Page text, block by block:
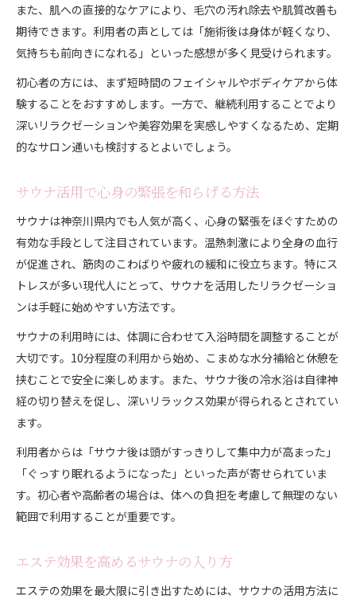
また、肌への直接的なケアにより、毛穴の汚れ除去や肌質改善も
期待できます。利用者の声としては「施術後は身体が軽くなり、
気持ちも前向きになれる」といった感想が多く見受けられます。
初心者の方には、まず短時間のフェイシャルやボディケアから体
験することをおすすめします。一方で、継続利用することでより
深いリラクゼーションや美容効果を実感しやすくなるため、定期
的なサロン通いも検討するとよいでしょう。
サウナ活用で心身の緊張を和らげる方法
サウナは神奈川県内でも人気が高く、心身の緊張をほぐすための
有効な手段として注目されています。温熱刺激により全身の血行
が促進され、筋肉のこわばりや疲れの緩和に役立ちます。特にス
トレスが多い現代人にとって、サウナを活用したリラクゼーショ
ンは手軽に始めやすい方法です。
サウナの利用時には、体調に合わせて入浴時間を調整することが
大切です。10分程度の利用から始め、こまめな水分補給と休憩を
挟むことで安全に楽しめます。また、サウナ後の冷水浴は自律神
経の切り替えを促し、深いリラックス効果が得られるとされてい
ます。
利用者からは「サウナ後は頭がすっきりして集中力が高まった」
「ぐっすり眠れるようになった」といった声が寄せられていま
す。初心者や高齢者の場合は、体への負担を考慮して無理のない
範囲で利用することが重要です。
エステ効果を高めるサウナの入り方
エステの効果を最大限に引き出すためには、サウナの活用方法に